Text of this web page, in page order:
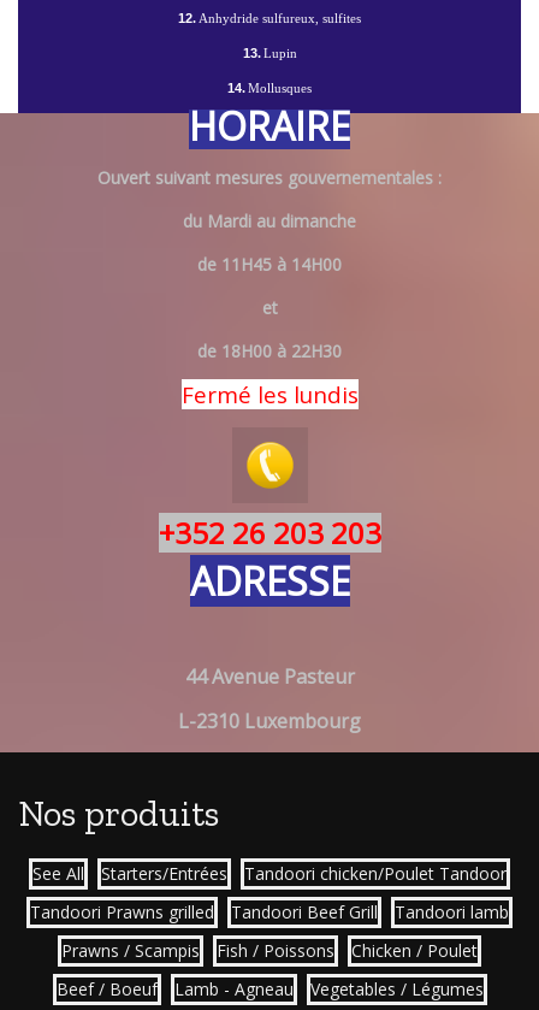
12.Anhydride sulfureux, sulfites
13.Lupin
14.Mollusques
HORAIRE
Ouvert suivant mesures gouvernementales :
du Mardi au dimanche
de 11H45 à 14H00
et
de 18H00 à 22H30
Fermé les lundis
+352 26 203 203
ADRESSE
44 Avenue Pasteur
L-2310 Luxembourg
Nos produits
See All Starters/Entrées
Tandoori chicken/Poulet Tandoor
Tandoori Prawns grilled
Tandoori Beef Grill
Tandoori lamb
Prawns / Scampis
Fish / Poissons
Chicken / Poulet
Beef / Boeuf
Lamb - Agneau
Vegetables / Légumes